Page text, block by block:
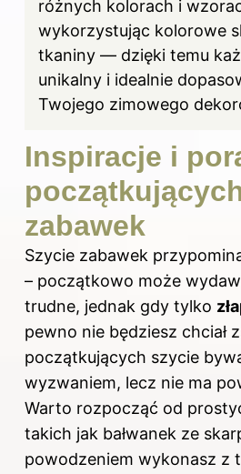
różnych kolorach i
wykorzystując kolorowe
tkaniny — dzięki temu
unikalny i idealnie
Twojego zimowego
Inspiracje i
zabawek
Szycie zabawek
– początkowo może
trudne, jednak gdy tylko
pewno nie będziesz chciał
początkujących szycie
wyzwaniem, lecz nie ma
Warto rozpocząć od
takich jak bałwanek ze
powodzeniem wykonasz z